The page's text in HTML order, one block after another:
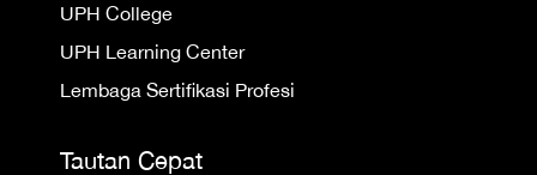
UPH College
UPH Learning Center
Lembaga Sertifikasi Profesi
Tautan Cepat